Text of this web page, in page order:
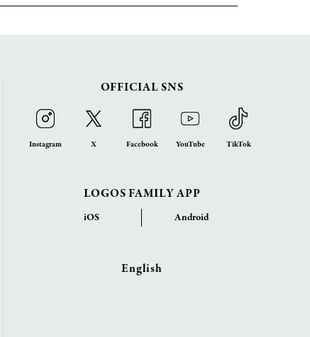
OFFICIAL SNS
Instagram X Facebook YouTube TikTok
LOGOS FAMILY APP
iOS Android
English